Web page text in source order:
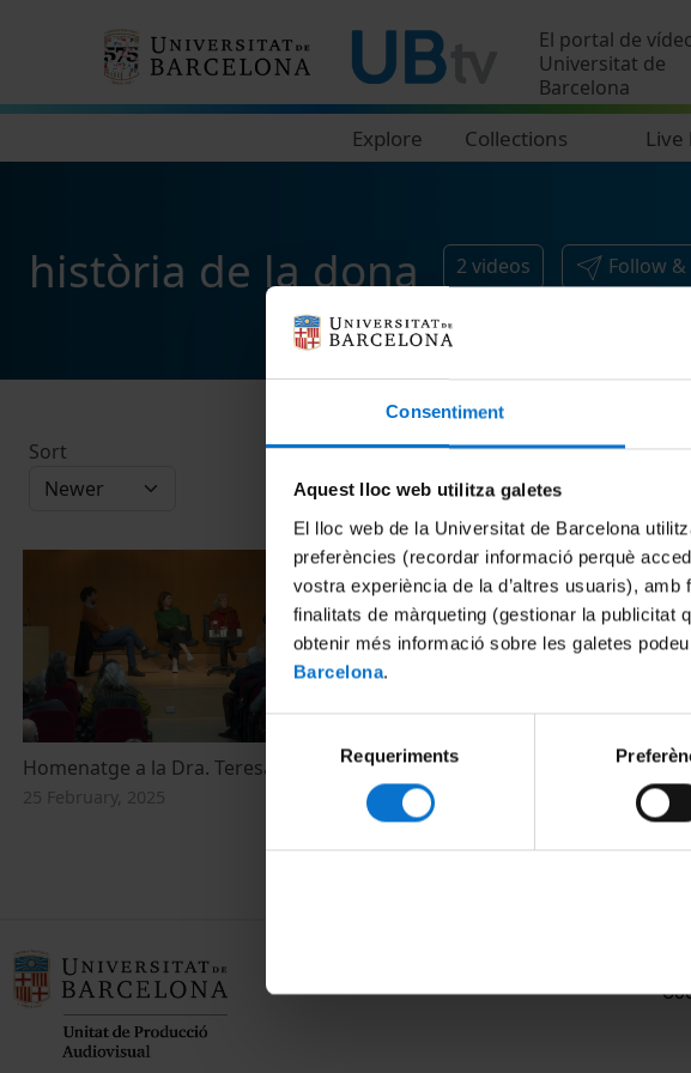
Consentiment
Aquest lloc web utilitza galetes
El lloc web de la Universitat de Barcelona
preferències (recordar informació perquè
vostra experiència de la d’altres usuaris),
finalitats de màrqueting (gestionar la publicitat
obtenir més informació sobre les galetes
Barcelona.
consentiment
Requeriments
El portal de
Universitat de
Barcelona
Explore Collections Live
història de la dona 2 videos Follow &
Sort
Homenatge a la Dra. Teresa Vinyoles
25 February, 2025
Mujeres Libres i els inicis de la
les dones
20 February, 2020